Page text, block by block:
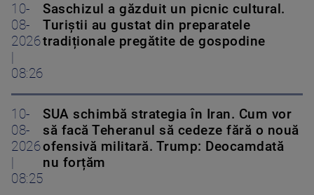
10-
08-
2026
|
08:26
Saschizul a găzduit un picnic cultural.
Turiștii au gustat din preparatele
tradiționale pregătite de gospodine
10-
08-
2026
|
08:25
SUA schimbă strategia în Iran. Cum vor
să facă Teheranul să cedeze fără o nouă
ofensivă militară. Trump: Deocamdată
nu forțăm